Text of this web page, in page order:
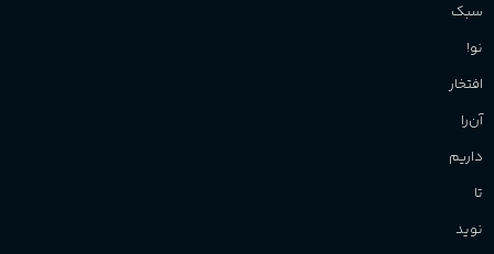
سبک
نو!
افتخار
آن‌را
داریم
تا
نوید